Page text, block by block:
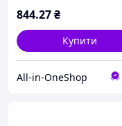
844.27₴
Купити
All-in-OneShop